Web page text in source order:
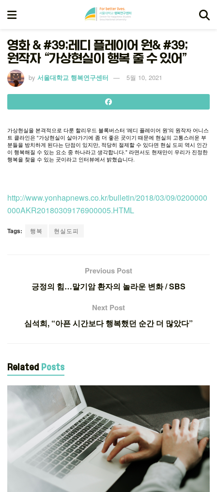
영화 & #39;레디 플레이어 원& #39;
원작자 “가상현실이 행복 줄 수 있어”
by 서울대학교 행복연구센터 5월 10, 2021
가상현실을 본격적으로 다룬 할리우드 블록버스터 ‘레디 플레이어 원‘의 원작자 어니스
트 클라인은 “가상현실이 살아가기에 좀 더 좋은 곳이기 때문에 현실의 고통스러운 부
분들을 방치하게 된다는 단점이 있지만 적당히 절제할 수 있다면 현실 도피 역시 인간
이 행복해질 수 있는 요소 중 하나라고 생각합니다 .” 라면서도 현재만이 우리가 진정한
행복을 찾을 수 있는 곳이라고 인터뷰에서 밝혔습니다
http://www.yonhapnews.co.kr/bulletin/2018/03/09/0200000
000AKR20180309176900005.HTML
Tags: 행복 현실도피
Previous Post
긍정의 힘…말기암 환자의 놀라운 변화 / SBS
Next Post
심석희, “아픈 시간보다 행복했던 순간 더 많았다”
Related Posts